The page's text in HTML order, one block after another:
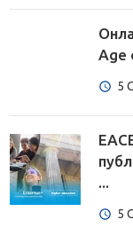
Age
5
...
5